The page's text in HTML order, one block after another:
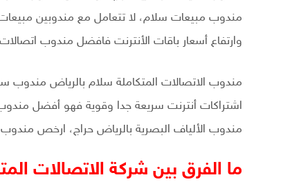
مندوب مبيعات سلام، لا تتعامل مع مندوبين
وارتفاع أسعار باقات الأنترنت فافضل مندوب
مندوب الاتصالات المتكاملة سلام بالرياض
اشتراكات أنترنت سريعة جدا وقوية فهو أفضل
مندوب الألياف البصرية بالرياض حراج، ارخص مندوب
ما الفرق بين شركة الاتصالات